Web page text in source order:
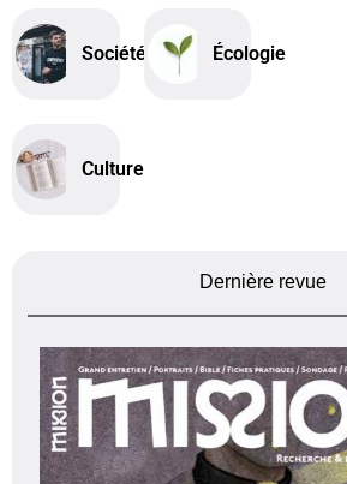
Société Écologie
Culture
Dernière revue